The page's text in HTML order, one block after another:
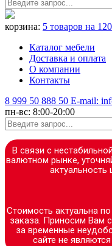
корзина: 5 товаров на
Каталог мебели
Доставка и оплата
О компании
Контакты
8 999 50 888 50 E-mail:
пн-вс: 8:00-20:00
В связи с
валютном рынке,
актуальность
Стоимость актуальна
заказа. Приносим Вам
за временные
сайте не